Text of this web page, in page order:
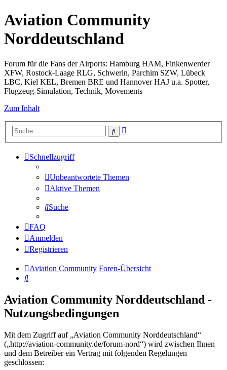
Aviation Community
Norddeutschland
Forum für die Fans der Airports: Hamburg HAM, Finkenwerder
XFW, Rostock-Laage RLG, Schwerin, Parchim SZW, Lübeck
LBC, Kiel KEL, Bremen BRE und Hannover HAJ u.a. Spotter,
Flugzeug-Simulation, Technik, Movements
Zum Inhalt
Suche
Schnellzugriff
Unbeantwortete Themen
Aktive Themen
Suche
FAQ
Anmelden
Registrieren
Aviation Community Foren-Übersicht
Suche
Aviation Community Norddeutschland -
Nutzungsbedingungen
Mit dem Zugriff auf „Aviation Community Norddeutschland“
(„http://aviation-community.de/forum-nord“) wird zwischen Ihnen
und dem Betreiber ein Vertrag mit folgenden Regelungen
geschlossen: